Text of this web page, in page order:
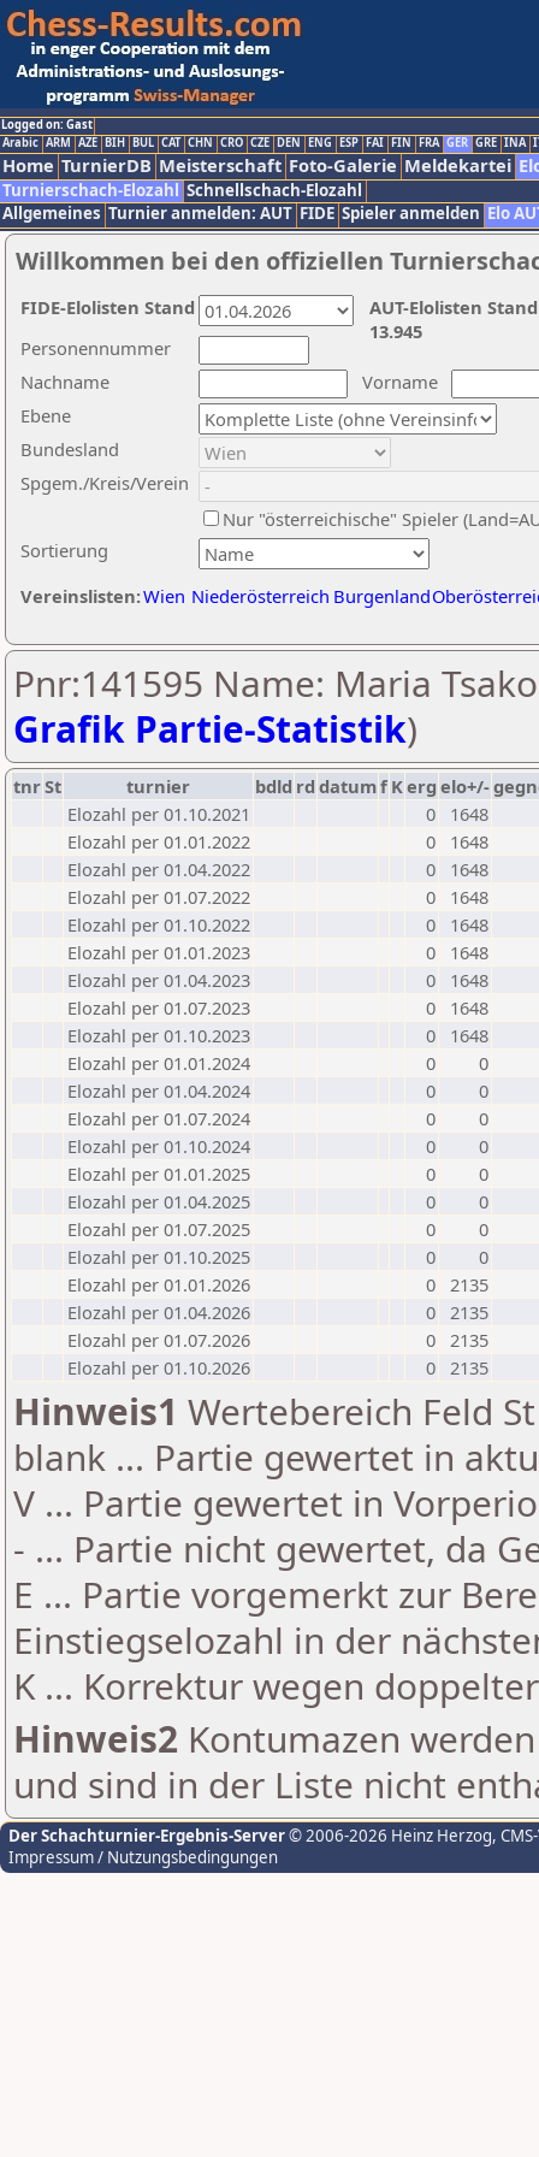
Logged on: Gast
Arabic ARM AZE BIH BUL CAT CHN CRO CZE DEN ENG ESP FAI FIN FRA GER GRE INA
Home TurnierDB Meisterschaft Foto-Galerie Meldekartei
Turnierschach-Elozahl Schnellschach-Elozahl
Allgemeines Turnier anmelden: AUT FIDE Spieler anmelden Elo
Willkommen bei den offiziellen
Nachname
Vorname
Ebene
Sortierung
Personennummer
Bundesland
Spgem./Kreis/Verein
Nur "österreichische" Spieler
Vereinslisten:Wien Niederösterreich Burgenland
AUT-Elolisten
13.945
FIDE-Elolisten Stand
Pnr:141595 Name: Maria
Grafik Partie-Statistik)
tnrSt turnier bdld rd datumf Kerg elo+/-
Elozahl per 01.10.2021
0
1648
Elozahl per 01.01.2022
0
1648
Elozahl per 01.04.2022
0
1648
Elozahl per 01.07.2022
0
1648
Elozahl per 01.10.2022
0
1648
Elozahl per 01.01.2023
0
1648
Elozahl per 01.04.2023
0
1648
Elozahl per 01.07.2023
0
1648
Elozahl per 01.10.2023
0
1648
Elozahl per 01.01.2024
0
0
Elozahl per 01.04.2024
0
0
Elozahl per 01.07.2024
0
0
Elozahl per 01.10.2024
0
0
Elozahl per 01.01.2025
0
0
Elozahl per 01.04.2025
0
0
Elozahl per 01.07.2025
0
0
Elozahl per 01.10.2025
0
0
Elozahl per 01.01.2026
0 2135
Elozahl per 01.04.2026
0 2135
Elozahl per 01.07.2026
0 2135
Elozahl per 01.10.2026
0 2135
Hinweis1 Wertebereich Feld
blank ... Partie gewertet in
V ... Partie gewertet in
- ... Partie nicht gewertet, da
E ... Partie vorgemerkt zur
Einstiegselozahl in der
K ... Korrektur wegen
Hinweis2 Kontumazen
und sind in der Liste nicht
Der Schachturnier-Ergebnis-Server© 2006-2026 Heinz Herzog,
Impressum / Nutzungsbedingungen